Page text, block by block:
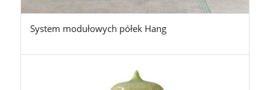
System modułowych półek Hang